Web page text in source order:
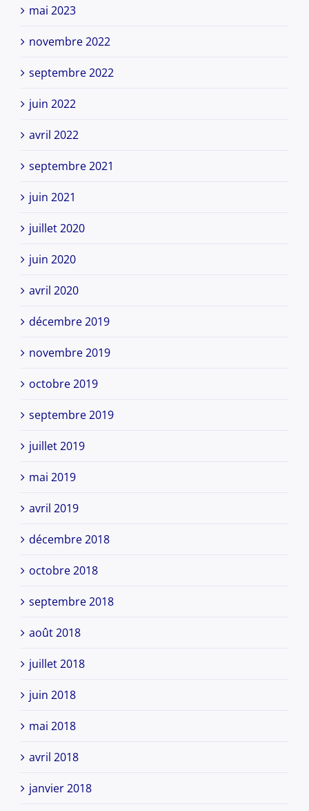
mai 2023
novembre 2022
septembre 2022
juin 2022
avril 2022
septembre 2021
juin 2021
juillet 2020
juin 2020
avril 2020
décembre 2019
novembre 2019
octobre 2019
septembre 2019
juillet 2019
mai 2019
avril 2019
décembre 2018
octobre 2018
septembre 2018
août 2018
juillet 2018
juin 2018
mai 2018
avril 2018
janvier 2018